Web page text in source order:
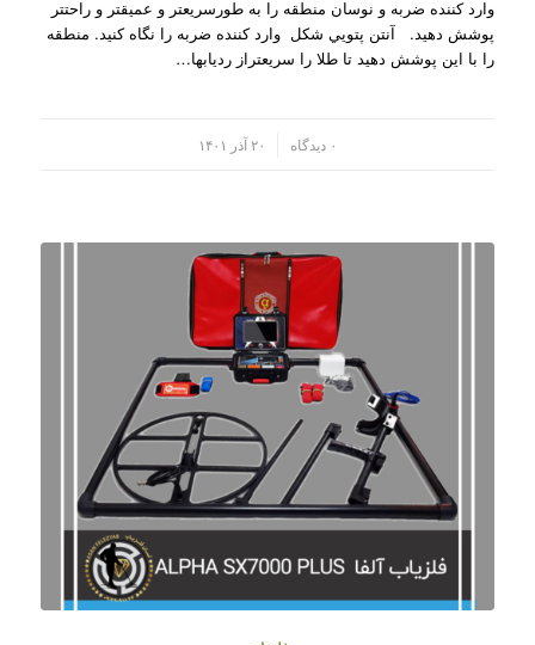
وارد کننده ضربه و نوسان منطقه را به طورسريعتر و عميقتر و راحتتر
پوشش دهيد. آنتن پتويي شکل وارد کننده ضربه را نگاه کنيد. منطقه
را با اين پوشش دهيد تا طلا را سريعتراز رديابها…
۰ دیدگاه ۲۰ آذر ۱۴۰۱